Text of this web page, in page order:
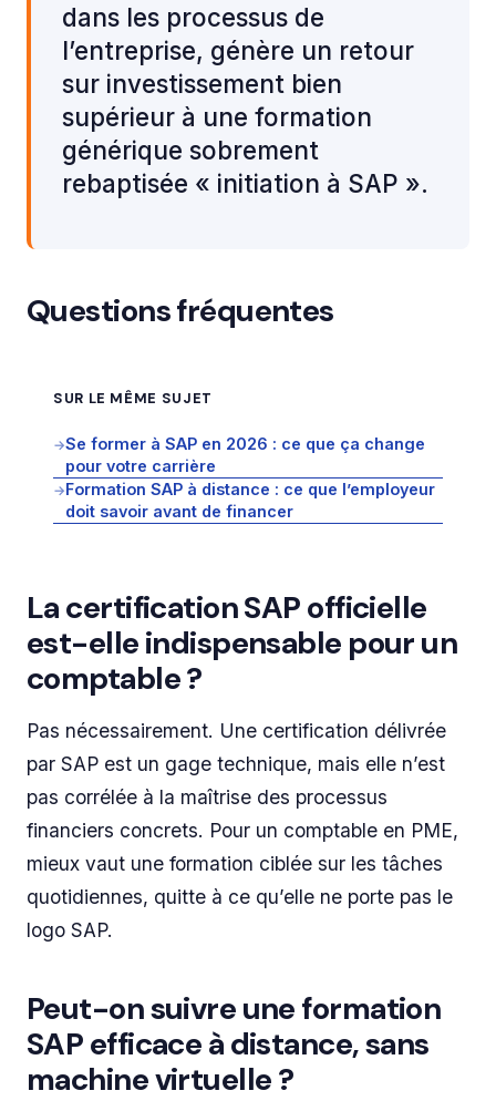
dans les processus de
l’entreprise, génère un retour
sur investissement bien
supérieur à une formation
générique sobrement
rebaptisée « initiation à SAP ».
Questions fréquentes
SUR LE MÊME SUJET
→Se former à SAP en 2026 : ce que ça change
pour votre carrière
→Formation SAP à distance : ce que l’employeur
doit savoir avant de financer
La certification SAP officielle
est-elle indispensable pour un
comptable ?
Pas nécessairement. Une certification délivrée
par SAP est un gage technique, mais elle n’est
pas corrélée à la maîtrise des processus
financiers concrets. Pour un comptable en PME,
mieux vaut une formation ciblée sur les tâches
quotidiennes, quitte à ce qu’elle ne porte pas le
logo SAP.
Peut-on suivre une formation
SAP efficace à distance, sans
machine virtuelle ?